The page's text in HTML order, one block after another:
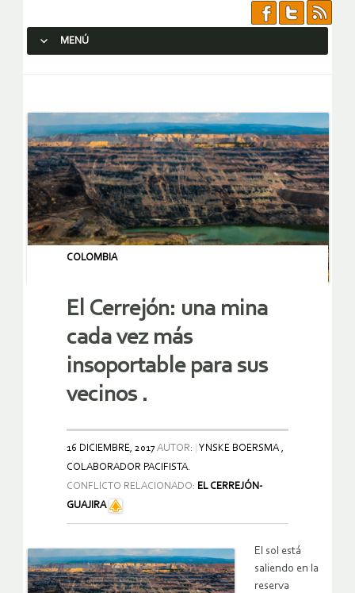
MENÚ
COLOMBIA
El Cerrejón: una mina
cada vez más
insoportable para sus
vecinos .
16 DICIEMBRE, 2017AUTOR:
YNSKE BOERSMA ,
COLABORADOR PACIFISTA.
CONFLICTO RELACIONADO: EL CERREJÓN-
GUAJIRA
El sol está
saliendo en la
reserva